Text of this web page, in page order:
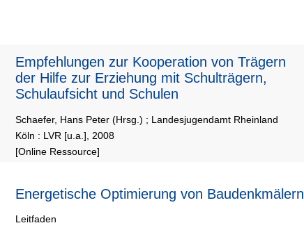
Empfehlungen zur Kooperation von Trägern
der Hilfe zur Erziehung mit Schulträgern,
Schulaufsicht und Schulen
Schaefer, Hans Peter (Hrsg.) ; Landesjugendamt Rheinland
Köln : LVR [u.a.], 2008
[Online Ressource]
Energetische Optimierung von Baudenkmälern
Leitfaden